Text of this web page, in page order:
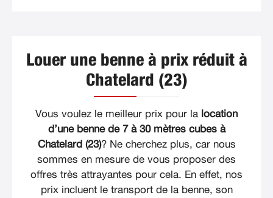
Louer une benne à prix réduit à
Chatelard (23)
Vous voulez le meilleur prix pour la location
d’une benne de 7 à 30 mètres cubes à
Chatelard (23)? Ne cherchez plus, car nous
sommes en mesure de vous proposer des
offres très attrayantes pour cela. En effet, nos
prix incluent le transport de la benne, son